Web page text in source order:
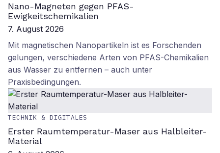
Nano-Magneten gegen PFAS-
Ewigkeitschemikalien
7. August 2026
Mit magnetischen Nanopartikeln ist es Forschenden
gelungen, verschiedene Arten von PFAS-Chemikalien
aus Wasser zu entfernen – auch unter
Praxisbedingungen.
TECHNIK & DIGITALES
Erster Raumtemperatur-Maser aus Halbleiter-
Material